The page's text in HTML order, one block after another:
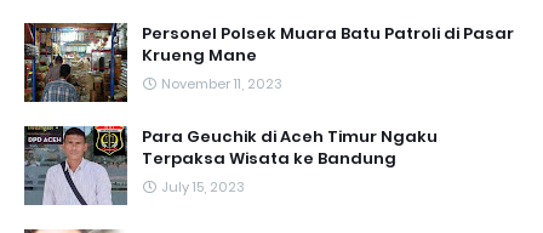
Personel Polsek Muara Batu Patroli di Pasar
Krueng Mane
November 11, 2023
Para Geuchik di Aceh Timur Ngaku
Terpaksa Wisata ke Bandung
July 15, 2023